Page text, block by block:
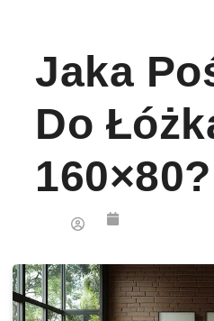
Jaka
Do
160×80?